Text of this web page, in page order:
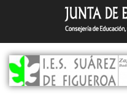
Saltar
contenido